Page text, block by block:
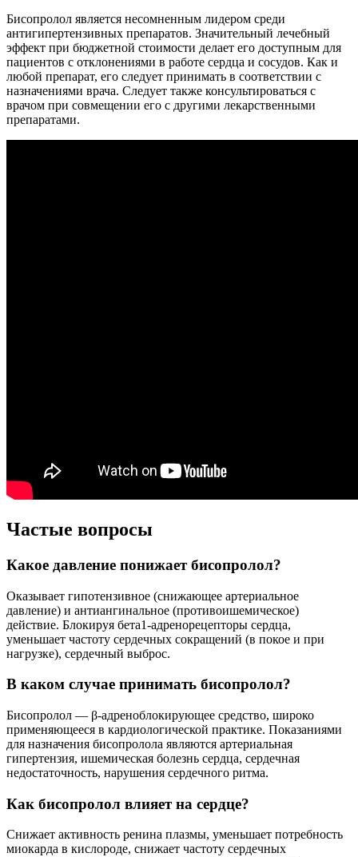
Бисопролол является несомненным лидером среди
антигипертензивных препаратов. Значительный лечебный
эффект при бюджетной стоимости делает его доступным для
пациентов с отклонениями в работе сердца и сосудов. Как и
любой препарат, его следует принимать в соответствии с
назначениями врача. Следует также консультироваться с
врачом при совмещении его с другими лекарственными
препаратами.
Частые вопросы
Какое давление понижает бисопролол?
Оказывает гипотензивное (снижающее артериальное
давление) и антиангинальное (противоишемическое)
действие. Блокируя бета1-адренорецепторы сердца,
уменьшает частоту сердечных сокращений (в покое и при
нагрузке), сердечный выброс.
В каком случае принимать бисопролол?
Бисопролол — β-адреноблокирующее средство, широко
применяющееся в кардиологической практике. Показаниями
для назначения бисопролола являются артериальная
гипертензия, ишемическая болезнь сердца, сердечная
недостаточность, нарушения сердечного ритма.
Как бисопролол влияет на сердце?
Снижает активность ренина плазмы, уменьшает потребность
миокарда в кислороде, снижает частоту сердечных